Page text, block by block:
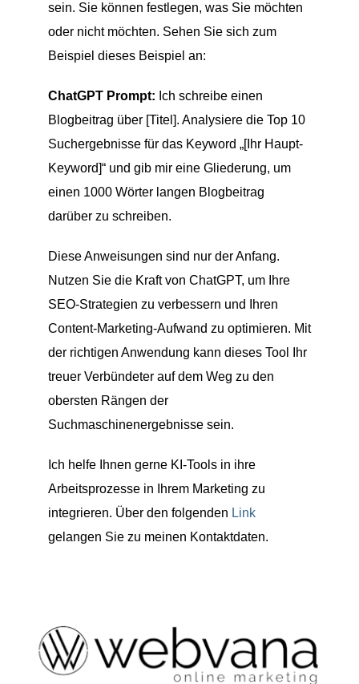
sein. Sie können festlegen, was Sie möchten
oder nicht möchten. Sehen Sie sich zum
Beispiel dieses Beispiel an:
ChatGPT Prompt: Ich schreibe einen
Blogbeitrag über [Titel]. Analysiere die Top 10
Suchergebnisse für das Keyword „[Ihr Haupt-
Keyword]“ und gib mir eine Gliederung, um
einen 1000 Wörter langen Blogbeitrag
darüber zu schreiben.
Diese Anweisungen sind nur der Anfang.
Nutzen Sie die Kraft von ChatGPT, um Ihre
SEO-Strategien zu verbessern und Ihren
Content-Marketing-Aufwand zu optimieren. Mit
der richtigen Anwendung kann dieses Tool Ihr
treuer Verbündeter auf dem Weg zu den
obersten Rängen der
Suchmaschinenergebnisse sein.
Ich helfe Ihnen gerne KI-Tools in ihre
Arbeitsprozesse in Ihrem Marketing zu
integrieren. Über den folgenden Link
gelangen Sie zu meinen Kontaktdaten.